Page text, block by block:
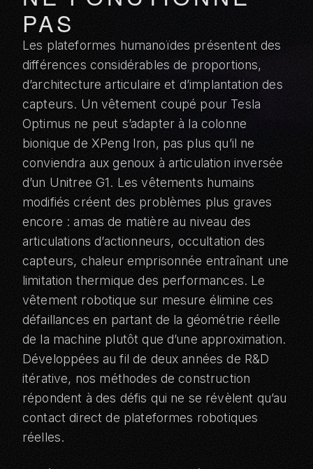
PAS
Les plateformes humanoïdes présentent des
différences considérables de proportions,
d’architecture articulaire et d’implantation des
capteurs. Un vêtement coupé pour Tesla
Optimus ne peut s’adapter à la colonne
bionique de XPeng Iron, pas plus qu’il ne
conviendra aux genoux à articulation inversée
d’un Unitree G1. Les vêtements humains
modifiés créent des problèmes plus graves
encore : amas de matière au niveau des
articulations d’actionneurs, occultation des
capteurs, chaleur emprisonnée entraînant une
limitation thermique des performances. Le
vêtement robotique sur mesure élimine ces
défaillances en partant de la géométrie réelle
de la machine plutôt que d’une approximation.
Développées au fil de deux années de R&D
itérative, nos méthodes de construction
répondent à des défis qui ne se révèlent qu’au
contact direct de plateformes robotiques
réelles.